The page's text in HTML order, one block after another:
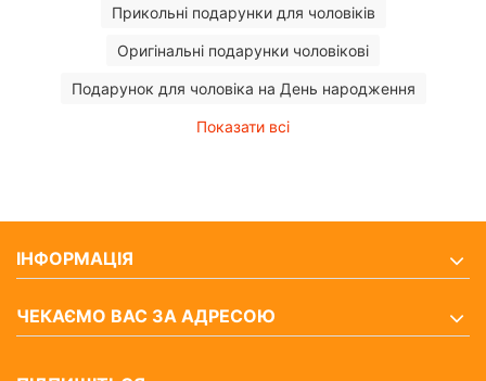
Прикольні подарунки для чоловіків
Оригінальні подарунки чоловікові
Подарунок для чоловіка на День народження
Показати всі
ІНФОРМАЦІЯ
ЧЕКАЄМО ВАС ЗА АДРЕСОЮ